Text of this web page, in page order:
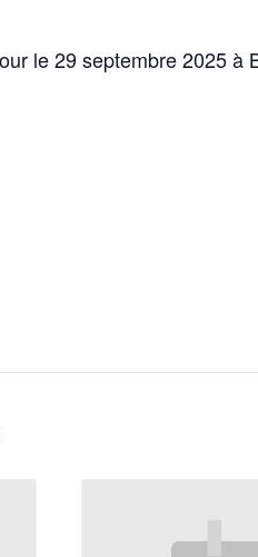
le 29 septembre 2025 à